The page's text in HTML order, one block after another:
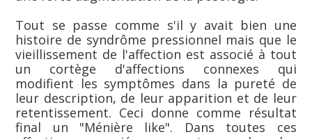
Tout se passe comme s'il y avait bien une
histoire de syndrôme pressionnel mais que le
vieillissement de l'affection est associé à tout
un cortège d'affections connexes qui
modifient les symptômes dans la pureté de
leur description, de leur apparition et de leur
retentissement. Ceci donne comme résultat
final un "Ménière like". Dans toutes ces